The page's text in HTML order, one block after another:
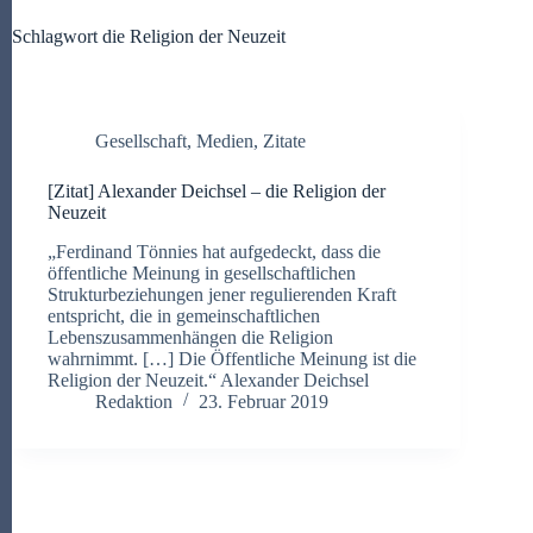
Schlagwort die Religion der Neuzeit
Gesellschaft, Medien, Zitate
[Zitat] Alexander Deichsel – die Religion der
Neuzeit
„Ferdinand Tönnies hat aufgedeckt, dass die
öffentliche Meinung in gesellschaftlichen
Strukturbeziehungen jener regulierenden Kraft
entspricht, die in gemeinschaftlichen
Lebenszusammenhängen die Religion
wahrnimmt. […] Die Öffentliche Meinung ist die
Religion der Neuzeit.“ Alexander Deichsel
Redaktion
23. Februar 2019